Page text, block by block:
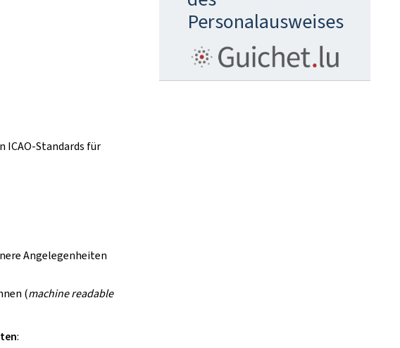
ICAO-Standards für
Angelegenheiten
(machine readable
:
Personalausweises